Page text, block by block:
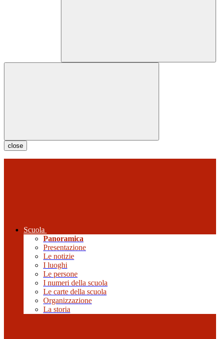
close
Scuola
Panoramica
Presentazione
Le notizie
I luoghi
Le persone
I numeri della scuola
Le carte della scuola
Organizzazione
La storia